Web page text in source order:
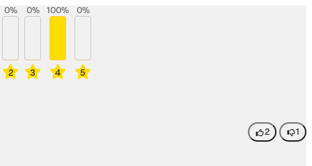
2
0%
3
0%
4
100%
5
0%
2 1